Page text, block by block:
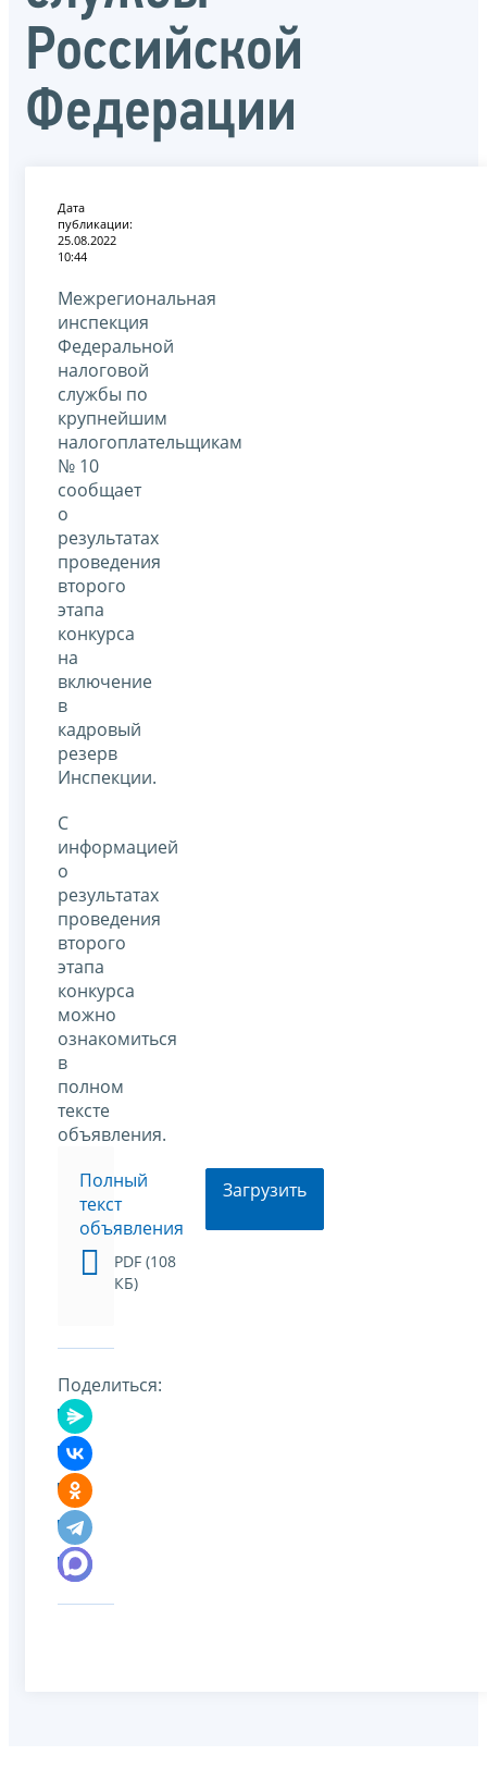
Российской
Федерации
Дата
публикации:
25.08.2022
10:44
Межрегиональная
инспекция
Федеральной
налоговой
службы по
крупнейшим
налогоплательщикам
№ 10
сообщает
о
результатах
проведения
второго
этапа
конкурса
на
включение
в
кадровый
резерв
Инспекции.
С
информацией
о
результатах
проведения
второго
этапа
конкурса
можно
ознакомиться
в
полном
тексте
объявления.
Полный
текст
объявления
PDF (108
КБ)
Загрузить
Поделиться: